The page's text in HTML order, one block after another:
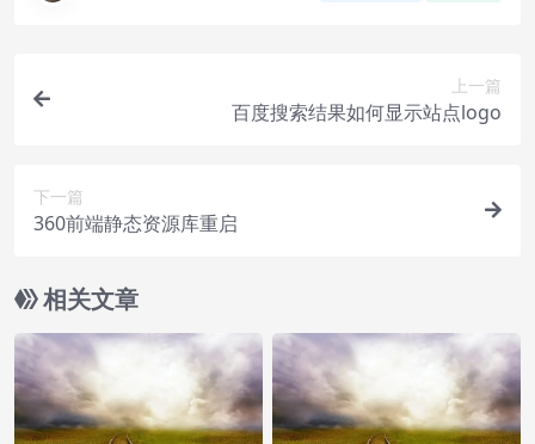
上一篇
百度搜索结果如何显示站点logo
下一篇
360前端静态资源库重启
相关文章